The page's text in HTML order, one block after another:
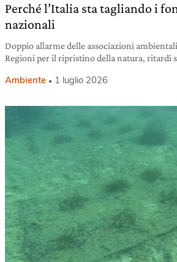
Perché l’Italia sta tagliando i
nazionali
Doppio allarme delle associazioni
Regioni per il ripristino della natura, ritardi
Ambiente 1 luglio 2026